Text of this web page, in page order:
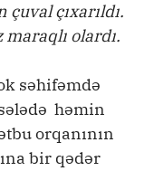
çıxarıldı.
olardı.
səhifəmdə
həmin
orqanının
bir qədər